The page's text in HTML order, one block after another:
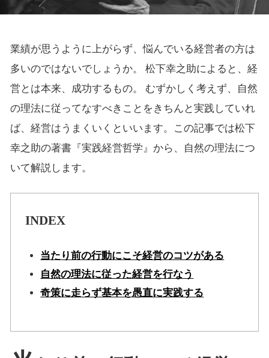
業績が思うように上がらず、悩んでいる経営者の方は
多いのではないでしょうか。 松下幸之助によると、経
営とは本来、成功するもの。 むずかしく考えず、自然
の理法に従ってなすべきことをきちんと実践していれ
ば、経営はうまくいくといいます。この記事では松下
幸之助の著書『実践経営哲学』から、自然の理法につ
いて解説します。
INDEX
当たり前の行動にこそ経営のコツがある
自然の理法に従った経営を行なう
奇策に走らず基本を愚直に実践する